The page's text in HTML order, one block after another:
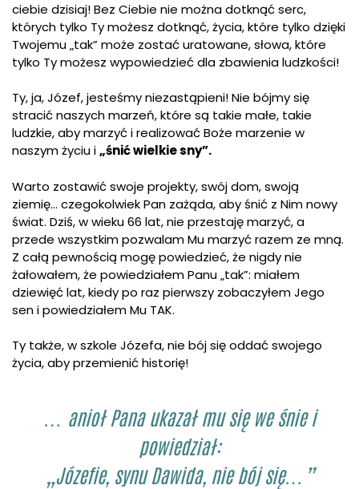
ciebie dzisiaj! Bez Ciebie nie można dotknąć serc,
których tylko Ty możesz dotknąć, życia, które tylko dzięki
Twojemu „tak” może zostać uratowane, słowa, które
tylko Ty możesz wypowiedzieć dla zbawienia ludzkości!
Ty, ja, Józef, jesteśmy niezastąpieni! Nie bójmy się
stracić naszych marzeń, które są takie małe, takie
ludzkie, aby marzyć i realizować Boże marzenie w
naszym życiu i„śnić wielkie sny”.
Warto zostawić swoje projekty, swój dom, swoją
ziemię… czegokolwiek Pan zażąda, aby śnić z Nim nowy
świat. Dziś, w wieku 66 lat, nie przestaję marzyć, a
przede wszystkim pozwalam Mu marzyć razem ze mną.
Z całą pewnością mogę powiedzieć, że nigdy nie
żałowałem, że powiedziałem Panu „tak”: miałem
dziewięć lat, kiedy po raz pierwszy zobaczyłem Jego
sen i powiedziałem Mu TAK.
Ty także, w szkole Józefa, nie bój się oddać swojego
życia, aby przemienić historię!
… anioł Pana ukazał mu się we śnie i
powiedział:
„Józefie, synu Dawida, nie bój się…”